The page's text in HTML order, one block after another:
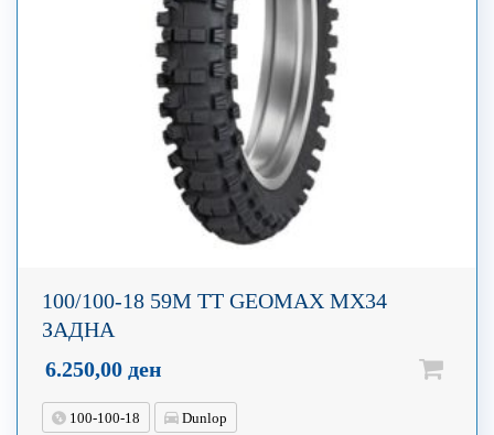
100/100-18 59M TT GEOMAX MX34
ЗАДНА
6.250,00 ден
100-100-18 Dunlop